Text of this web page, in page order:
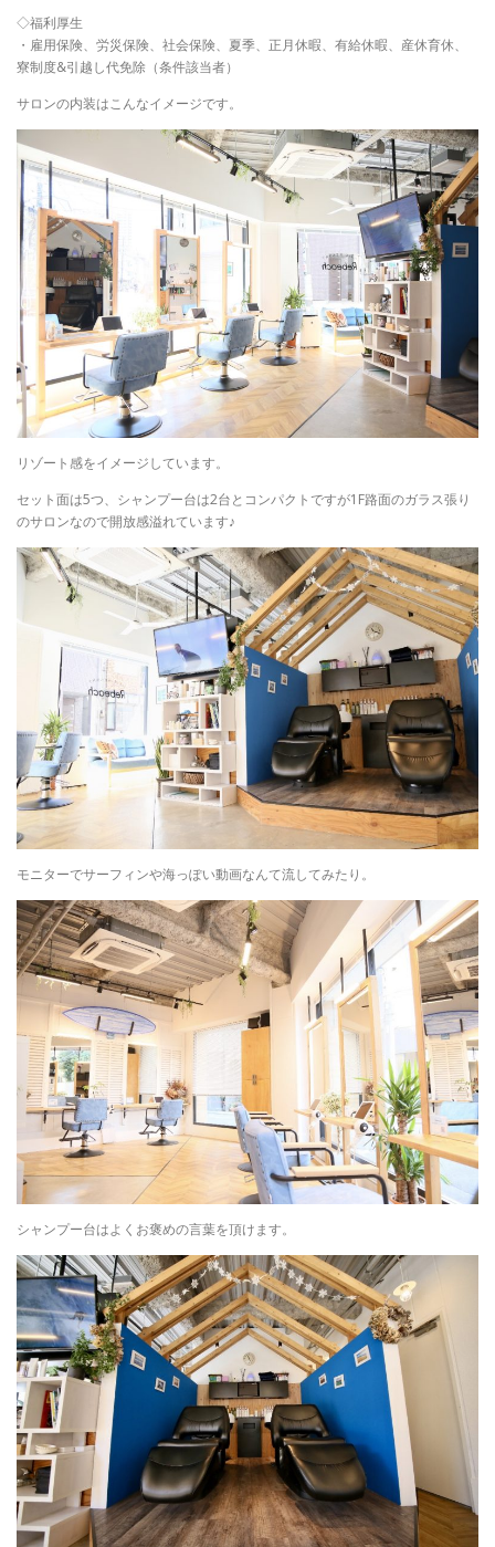
◇福利厚生
・雇用保険、労災保険、社会保険、夏季、正月休暇、有給休暇、産休育休、
寮制度&引越し代免除（条件該当者）
サロンの内装はこんなイメージです。
リゾート感をイメージしています。
セット面は5つ、シャンプー台は2台とコンパクトですが1F路面のガラス張り
のサロンなので開放感溢れています♪
モニターでサーフィンや海っぽい動画なんて流してみたり。
シャンプー台はよくお褒めの言葉を頂けます。